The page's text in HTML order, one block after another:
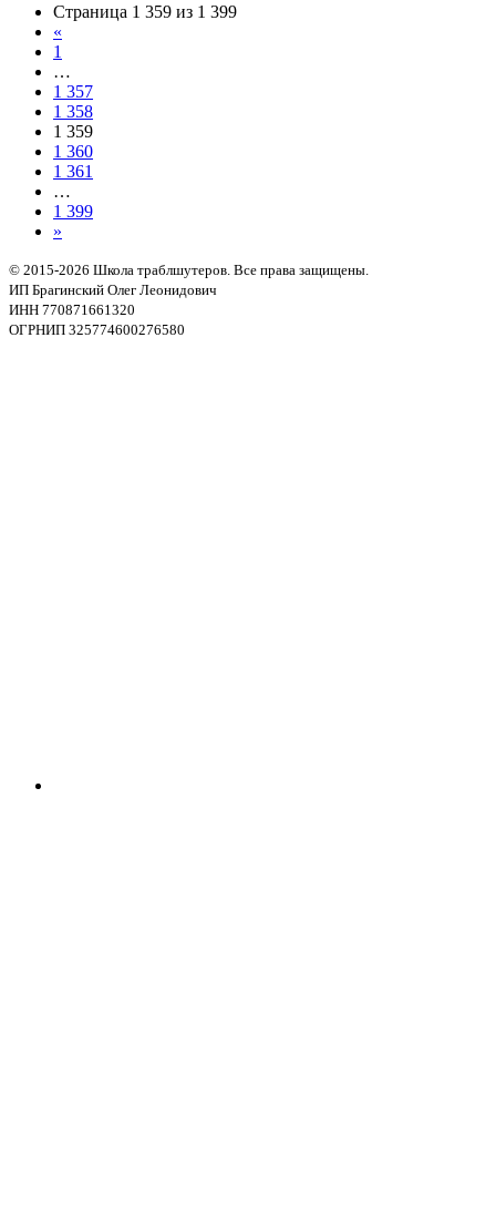
Страница 1 359 из 1 399
«
1
…
1 357
1 358
1 359
1 360
1 361
…
1 399
»
© 2015-2026 Школа траблшутеров. Все права защищены.
ИП Брагинский Олег Леонидович
ИНН 770871661320
ОГРНИП 325774600276580